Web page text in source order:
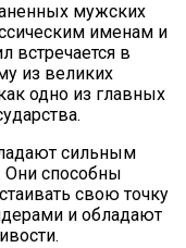
мужских
именам и
встречается в
из великих
одно из главных
сильным
Они способны
свою точку
и обладают